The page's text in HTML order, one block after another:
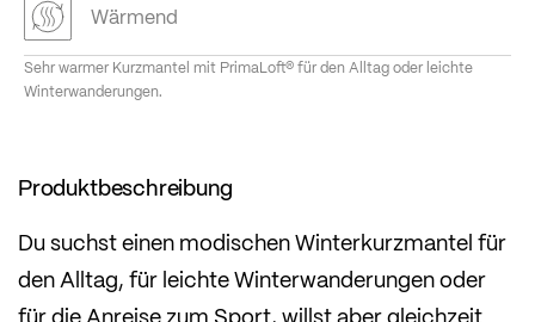
Wärmend
Sehr warmer Kurzmantel mit PrimaLoft® für den Alltag oder leichte
Winterwanderungen.
Produktbeschreibung
Du suchst einen modischen Winterkurzmantel für
den Alltag, für leichte Winterwanderungen oder